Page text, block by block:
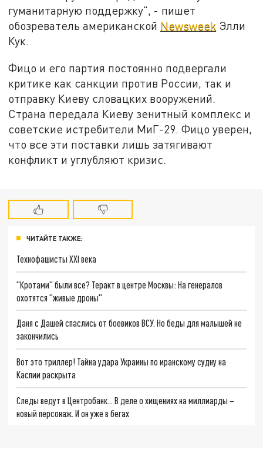
гуманитарную поддержку", - пишет
обозреватель американской Newsweek Элли
Кук.
Фицо и его партия постоянно подвергали
критике как санкции против России, так и
отправку Киеву словацких вооружений.
Страна передала Киеву зенитный комплекс и
советские истребители МиГ-29. Фицо уверен,
что все эти поставки лишь затягивают
конфликт и углубляют кризис.
ЧИТАЙТЕ ТАКЖЕ:
Технофашисты XXI века
"Кротами" были все? Теракт в центре Москвы: На генералов
охотятся "живые дроны"
Даня с Дашей спаслись от боевиков ВСУ. Но беды для малышей не
закончились
Вот это триллер! Тайна удара Украины по иранскому судну на
Каспии раскрыта
Следы ведут в Центробанк… В деле о хищениях на миллиарды –
новый персонаж. И он уже в бегах